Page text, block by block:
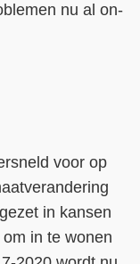
nu al on-
voor op
in kansen
in te wonen